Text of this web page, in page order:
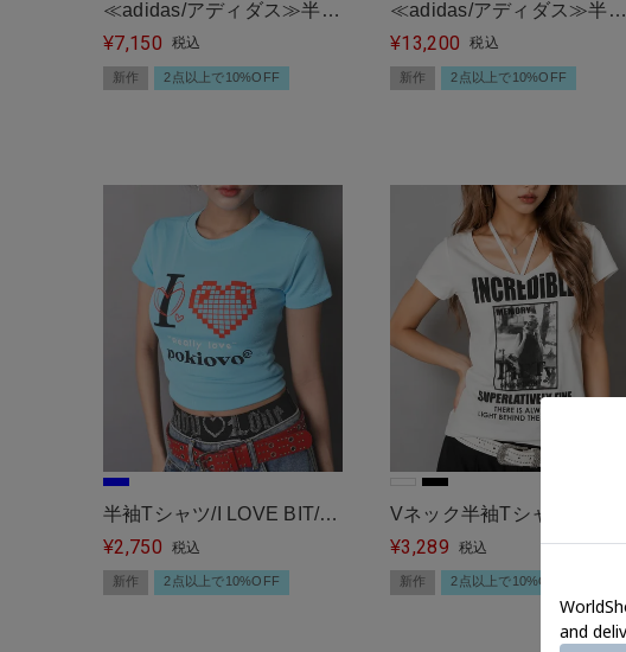
≪adidas/アディダス≫半袖
リンガーTシャツ
¥7,150 税込
新作 2点以上で10%OFF
≪adidas/アディダス≫半袖
ポロニット
¥13,200 税込
新作 2点以上で10%OFF
半袖Tシャツ/I LOVE BIT/#
ストリート女子
¥2,750 税込
新作 2点以上で10%OFF
Vネック半袖Tシャツ/フォ
トガール/バックプリント/#
平成ギャル
¥3,289 税込
新作 2点以上で10%OFF